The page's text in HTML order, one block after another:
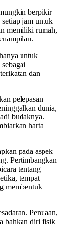
berpikir
jam untuk
memiliki rumah,
untuk
dan
pelepasan
dunia,
budaknya.
harta
pada aspek
Pertimbangkan
tentang
tempat
membentuk
Penuaan,
bahkan diri fisik